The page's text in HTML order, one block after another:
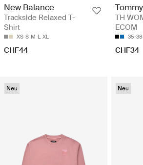
New Balance
Trackside Relaxed T-
Shirt
XS S M L XL
CHF44
TH
ECOM
35-38
CHF34
Neu Neu